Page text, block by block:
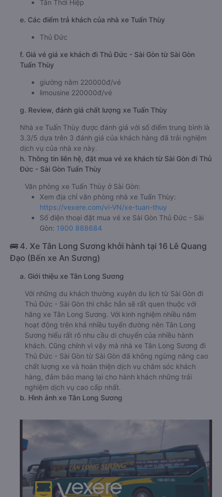
Tân Thới Hiệp
e. Các điểm trả khách của nhà xe Tuấn Thùy
Thủ Đức
f. Giá vé giá xe khách đi Thủ Đức - Sài Gòn từ Sài Gòn
Tuấn Thùy
giường nằm 220000đ/vé
limousine 220000đ/vé
g. Review, đánh giá chất lượng xe Tuấn Thùy
Nhà xe Tuấn Thùy được đánh giá với số điểm trung bình là
3.3/5 dựa trên 3 đánh giá của khách hàng đã trải nghiệm
dịch vụ của nhà xe này.
h. Thông tin liên hệ, đặt mua vé xe khách từ Sài Gòn đi Thủ
Đức - Sài Gòn Tuấn Thùy
Văn phòng xe Tuấn Thùy ở Sài Gòn:
Xem địa chỉ văn phòng nhà xe Tuấn Thùy:
https://vexere.com/vi-VN/xe-tuan-thuy
Số điện thoại đặt mua vé xe Sài Gòn Thủ Đức - Sài
Gòn: 1900 888684
🚌 4. Xe Tân Long Sương khởi hành tại 16 Lê Quang
Đạo (Bến xe An Sương)
a. Giới thiệu xe Tân Long Sương
Với những du khách thường xuyên du lịch từ Sài Gòn đi
Thủ Đức - Sài Gòn thì chắc hẳn sẽ rất quen thuộc với
hãng xe Tân Long Sương. Với kinh nghiệm nhiều năm
hoạt động trên khá nhiều tuyến đường nên Tân Long
Sương hiểu rất rõ nhu cầu di chuyển của nhiều hành
khách. Cũng chính vì vậy mà nhà xe Tân Long Sương đi
Thủ Đức - Sài Gòn từ Sài Gòn đã không ngừng nâng cao
chất lượng xe và hoàn thiện dịch vụ chăm sóc khách
hàng, đảm bảo mang lại cho hành khách những trải
nghiệm dịch vụ cao cấp nhất.
b. Hình ảnh xe Tân Long Sương